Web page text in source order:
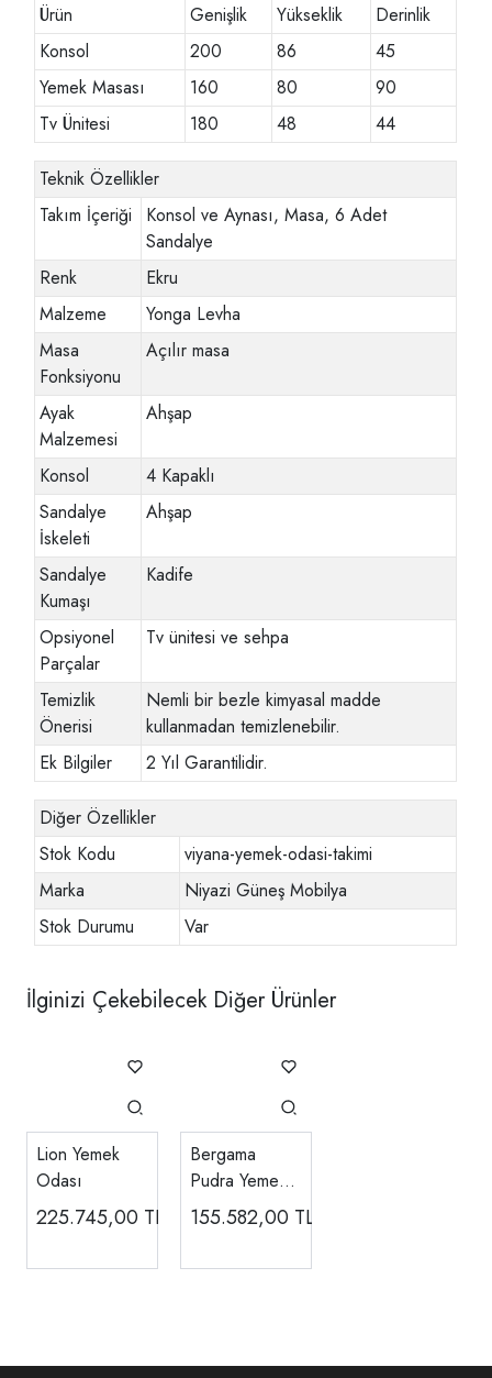
Ürün Genişlik Yükseklik
Derinlik
Konsol
200 86
45
Yemek Masası
160 80
90
Tv Ünitesi
180 48 44
Teknik Özellikler
Takım İçeriği
Konsol ve Aynası, Masa, 6 Adet
Sandalye
Renk
Ekru
Malzeme
Yonga Levha
Masa
Fonksiyonu
Açılır masa
Ayak
Malzemesi
Ahşap
Konsol
4 Kapaklı
Sandalye
İskeleti
Ahşap
Sandalye
Kumaşı
Kadife
Opsiyonel
Parçalar
Tv ünitesi ve sehpa
Temizlik
Önerisi
Nemli bir bezle kimyasal madde
kullanmadan temizlenebilir.
Ek Bilgiler
2 Yıl Garantilidir.
Diğer Özellikler
Stok Kodu
viyana-yemek-odasi-takimi
Marka
Niyazi Güneş Mobilya
Stok Durumu
Var
İlginizi Çekebilecek Diğer Ürünler
Lion Yemek
Odası
225.745,00 TL
Bergama
Pudra Yemek
Odası
155.582,00 TL